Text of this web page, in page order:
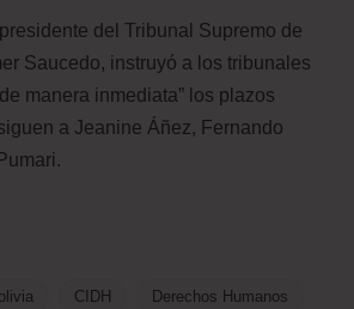
del Tribunal Supremo de
Saucedo, instruyó a los tribunales
manera inmediata” los plazos
a Jeanine Áñez, Fernando
CIDH Derechos Humanos